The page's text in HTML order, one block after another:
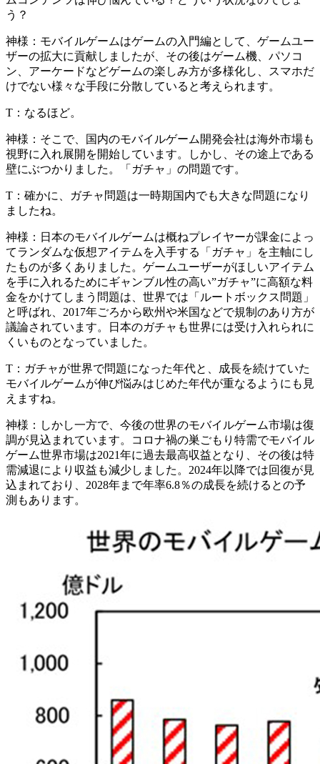
う？
神様： モバイルゲームはゲームの入門編として、ゲームユー
ザーの拡大に貢献しましたが、その後はゲーム機、パソコ
ン、アーケードなどゲームの楽しみ方が多様化し、スマホだ
けでない様々な手段に分散している と考えられます。
T： なるほど。
神様： そこで、国内のモバイルゲーム開発会社は海外市場も
視野に入れ展開を開始しています。しかし、その途上である
壁にぶつかりました。「ガチャ」の問題です。
T： 確かに、ガチャ問題は一時期国内でも大きな問題になり
ましたね。
神様： 日本のモバイルゲームは概ねプレイヤーが課金によっ
てランダムな仮想アイテムを入手する「ガチャ」を主軸にし
たものが多くありました。ゲームユーザーがほしいアイテム
を手に入れるためにギャンブル性の高い”ガチャ”に高額な料
金をかけてしまう問題は、世界では 「ルートボックス問題」
と呼ばれ、2017年ごろから欧州や米国などで規制のあり方が
議論されています。日本のガチャも世界には受け入れられに
くいものとなっていました。
T： ガチャが世界で問題になった年代と、成長を続けていた
モバイルゲームが伸び悩みはじめた年代が重なるようにも見
えますね。
神様： しかし一方で、今後の世界のモバイルゲーム市場は復
調が見込まれています。コロナ禍の巣ごもり特需でモバイル
ゲーム世界市場は2021年に過去最高収益となり、その後は特
需減退により収益も減少しました。2024年以降では回復が見
込まれており、2028年まで年率6.8％の成長を続けるとの予
測もあります。